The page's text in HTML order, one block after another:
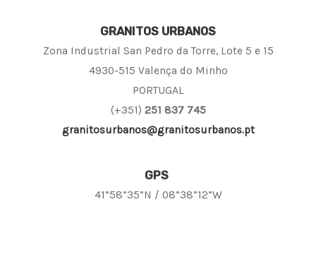
GRANITOS URBANOS
Zona Industrial San Pedro da Torre, Lote 5 e 15
4930-515 Valença do Minho
PORTUGAL
(+351) 251 837 745
granitosurbanos@granitosurbanos.pt
GPS
41”58”35”N / 08”38”12”W